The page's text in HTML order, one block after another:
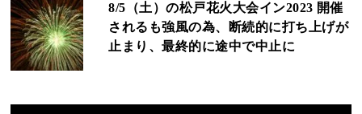
8/5（土）の松戸花火大会イン2023 開催
されるも強風の為、断続的に打ち上げが
止まり、最終的に途中で中止に